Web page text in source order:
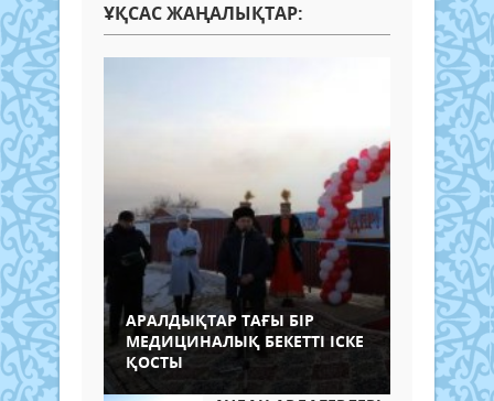
ҰҚСАС ЖАҢАЛЫҚТАР:
АРАЛДЫҚТАР ТАҒЫ БІР
МЕДИЦИНАЛЫҚ БЕКЕТТІ ІСКЕ
ҚОСТЫ